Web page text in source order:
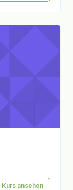
Kurs ansehen